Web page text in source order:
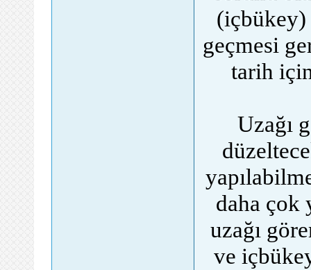
geçmesi
tarih
Uzağı
daha çok
uzağı
ve